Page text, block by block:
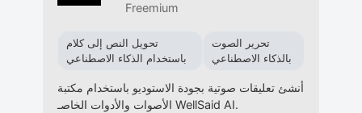
Freemium
تحويل النص إلى كلام
باستخدام الذكاء الاصطناعي
تحرير الصوت
بالذكاء الاصطناعي
أنشئ تعليقات صوتية بجودة الاستوديو باستخدام مكتبة
الأصوات والأدوات الخاصـ WellSaid AI.